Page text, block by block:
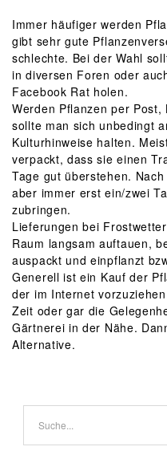
Immer häufiger werden
gibt sehr gute
schlechte. Bei der Wahl
in diversen Foren oder
Facebook Rat holen.
Werden Pflanzen per
sollte man sich unbedingt
Kulturhinweise halten.
verpackt, dass sie einen
Tage gut überstehen.
aber immer erst ein/zwei
zubringen.
Lieferungen bei
Raum langsam auftauen,
auspackt und einpflanzt
Generell ist ein Kauf der
der im Internet
Zeit oder gar die
Gärtnerei in der Nähe.
Alternative.
Suche...